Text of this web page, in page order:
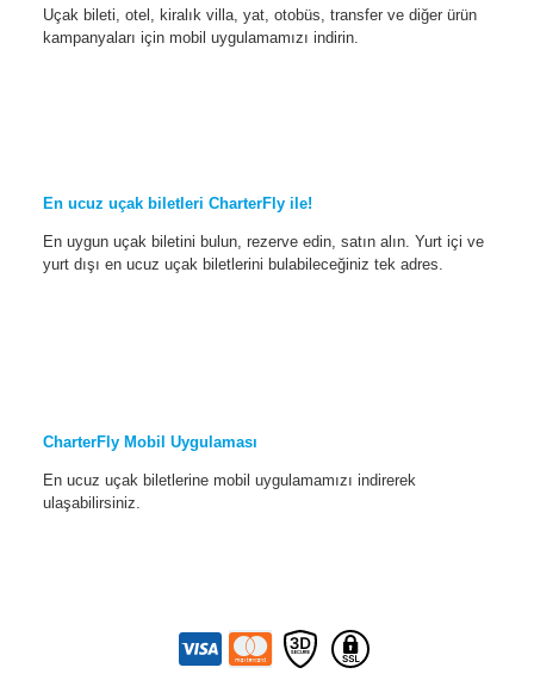
Uçak bileti, otel, kiralık villa, yat, otobüs, transfer ve diğer ürün
kampanyaları için mobil uygulamamızı indirin.
En ucuz uçak biletleri CharterFly ile!
En uygun uçak biletini bulun, rezerve edin, satın alın. Yurt içi ve
yurt dışı en ucuz uçak biletlerini bulabileceğiniz tek adres.
CharterFly Mobil Uygulaması
En ucuz uçak biletlerine mobil uygulamamızı indirerek
ulaşabilirsiniz.